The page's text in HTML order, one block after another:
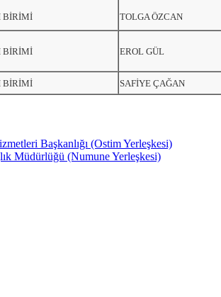
BİRİMİ TOLGA ÖZCAN
BİRİMİ EROL GÜL
BİRİMİ SAFİYE ÇAĞAN
Başkanlığı (Ostim Yerleşkesi)
Müdürlüğü (Numune Yerleşkesi)